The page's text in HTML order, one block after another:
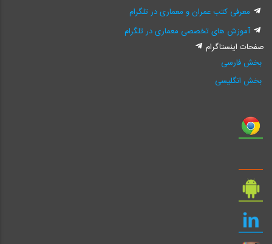
معرفی کتب عمران و معماری در تلگرام
آموزش های تخصصی معماری در تلگرام
صفحات اینستاگرام
بخش فارسی
بخش انگلیسی